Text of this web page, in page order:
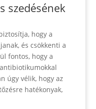
szedésének
hogy a
és csökkenti a
fontos, hogy a
úgy vélik, hogy az
hatékonyak,